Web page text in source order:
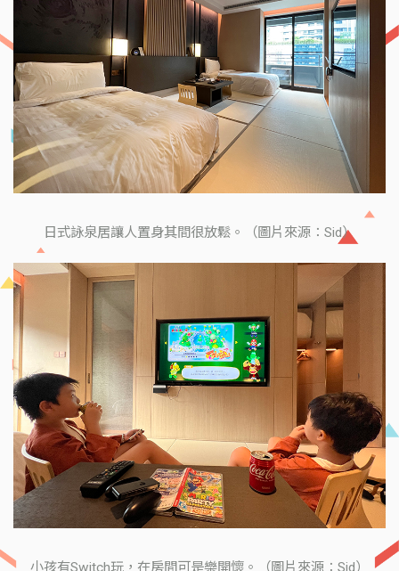
日式詠泉居讓人置身其間很放鬆。（圖片來源：Sid）
小孩有Switch玩，在房間可是樂開懷。（圖片來源：Sid）